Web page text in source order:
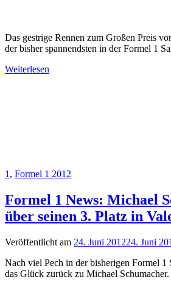
Das gestrige Rennen zum Großen Preis
der bisher spannendsten in der Formel 1
Weiterlesen
1 , Formel 1 2012
Formel 1 News: Michael
über seinen 3. Platz in
Veröffentlicht am 24. Juni 201224. Juni
Nach viel Pech in der bisherigen Formel 1
das Glück zurück zu Michael